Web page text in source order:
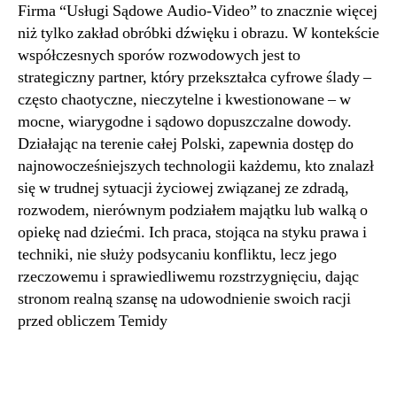
Firma “Usługi Sądowe Audio-Video” to znacznie więcej
niż tylko zakład obróbki dźwięku i obrazu. W kontekście
współczesnych sporów rozwodowych jest to
strategiczny partner, który przekształca cyfrowe ślady –
często chaotyczne, nieczytelne i kwestionowane – w
mocne, wiarygodne i sądowo dopuszczalne dowody.
Działając na terenie całej Polski, zapewnia dostęp do
najnowocześniejszych technologii każdemu, kto znalazł
się w trudnej sytuacji życiowej związanej ze zdradą,
rozwodem, nierównym podziałem majątku lub walką o
opiekę nad dziećmi. Ich praca, stojąca na styku prawa i
techniki, nie służy podsycaniu konfliktu, lecz jego
rzeczowemu i sprawiedliwemu rozstrzygnięciu, dając
stronom realną szansę na udowodnienie swoich racji
przed obliczem Temidy